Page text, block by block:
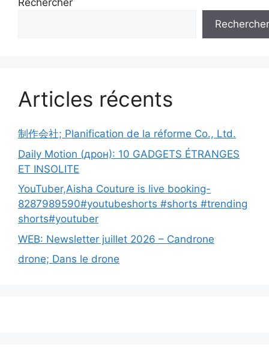
Rechercher
Articles récents
制作会社; Planification de la réforme Co., Ltd.
Daily Motion (дрон): 10 GADGETS ÉTRANGES
ET INSOLITE
YouTuber,Aisha Couture is live booking-
8287989590#youtubeshorts #shorts #trending
shorts#youtuber
WEB: Newsletter juillet 2026 – Candrone
drone; Dans le drone